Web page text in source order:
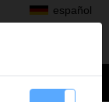
español